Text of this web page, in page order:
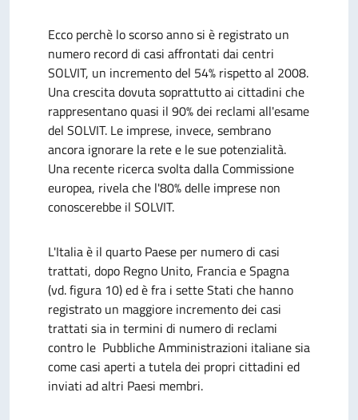
Ecco perchè lo scorso anno si è registrato un
numero record di casi affrontati dai centri
SOLVIT, un incremento del 54% rispetto al 2008.
Una crescita dovuta soprattutto ai cittadini che
rappresentano quasi il 90% dei reclami all'esame
del SOLVIT. Le imprese, invece, sembrano
ancora ignorare la rete e le sue potenzialità.
Una recente ricerca svolta dalla Commissione
europea, rivela che l'80% delle imprese non
conoscerebbe il SOLVIT.
L'Italia è il quarto Paese per numero di casi
trattati, dopo Regno Unito, Francia e Spagna
(vd. figura 10) ed è fra i sette Stati che hanno
registrato un maggiore incremento dei casi
trattati sia in termini di numero di reclami
contro le Pubbliche Amministrazioni italiane sia
come casi aperti a tutela dei propri cittadini ed
inviati ad altri Paesi membri.